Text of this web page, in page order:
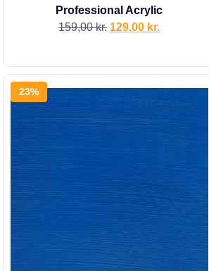
Professional Acrylic
159,00kr. 129,00 kr.
23%